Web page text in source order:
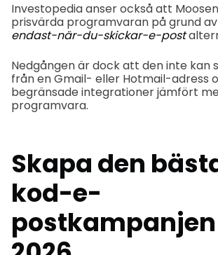
Investopedia anser också att
prisvärda programvaran på grund av
endast-när-du-skickar-e-post
Nedgången är dock att den inte kan
från en Gmail- eller Hotmail-adress
begränsade integrationer jämfört
programvara.
Skapa den
kod-e-